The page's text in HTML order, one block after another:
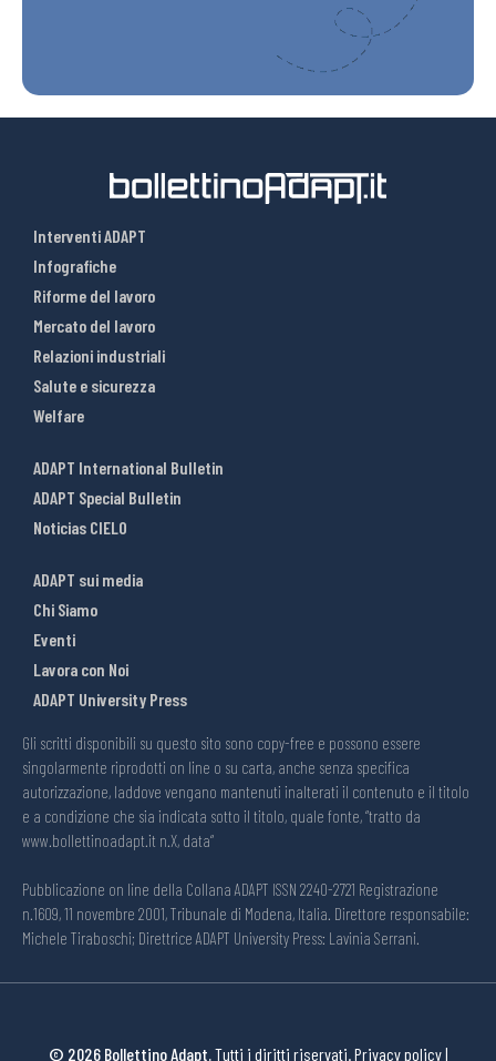
Interventi ADAPT
Infografiche
Riforme del lavoro
Mercato del lavoro
Relazioni industriali
Salute e sicurezza
Welfare
ADAPT International Bulletin
ADAPT Special Bulletin
Noticias CIELO
ADAPT sui media
Chi Siamo
Eventi
Lavora con Noi
ADAPT University Press
Gli scritti disponibili su questo sito sono copy-free e possono essere
singolarmente riprodotti on line o su carta, anche senza specifica
autorizzazione, laddove vengano mantenuti inalterati il contenuto e il titolo
e a condizione che sia indicata sotto il titolo, quale fonte, “tratto da
www.bollettinoadapt.it n.X, data“
Pubblicazione on line della Collana ADAPT ISSN 2240-2721 Registrazione
n.1609, 11 novembre 2001, Tribunale di Modena, Italia. Direttore responsabile:
Michele Tiraboschi; Direttrice ADAPT University Press: Lavinia Serrani.
© 2026 Bollettino Adapt.Tutti i diritti riservati.Privacy policy|